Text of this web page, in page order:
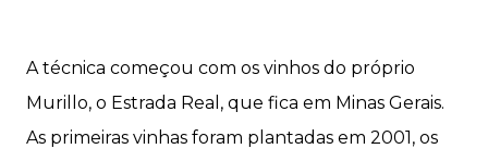
A técnica começou com os vinhos do próprio
Murillo, o Estrada Real, que fica em Minas Gerais.
As primeiras vinhas foram plantadas em 2001, os